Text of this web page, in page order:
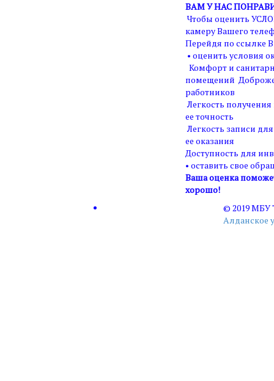
ВАМ У НАС
Чтобы оценить
камеру Вашего
Перейдя по ссылке
• оценить условия
Комфорт и
помещений
работников
Легкость
ее точность
Легкость записи
ее оказания
Доступность для
• оставить свое
Ваша оценка
хорошо!
© 2019
Алданское